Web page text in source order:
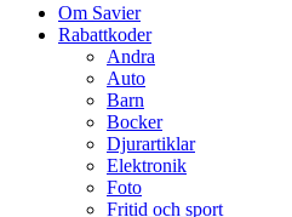
Om Savier
Rabattkoder
Andra
Auto
Barn
Bocker
Djurartiklar
Elektronik
Foto
Fritid och sport